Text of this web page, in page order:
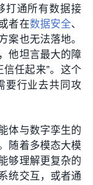
打通所有数据接
者在数据安全、
案也无法落地。
他坦言最大的障
任起来”。这个
要行业去共同攻
体与数字孪生的
随着多模态大模
够理解更复杂的
统交互，或者通